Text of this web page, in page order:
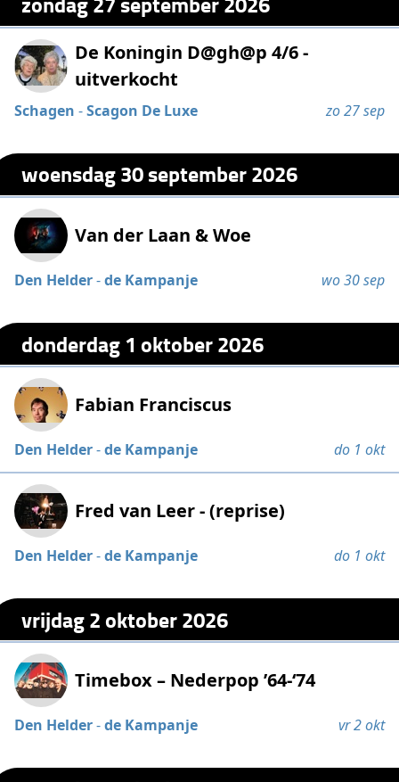
De Koningin D@gh@p 4/6 -
uitverkocht
Schagen -Scagon De Luxe zo 27 sep
woensdag 30 september 2026
Van der Laan & Woe
Den Helder-de Kampanje wo 30 sep
donderdag 1 oktober 2026
Fabian Franciscus
Den Helder-de Kampanje do 1 okt
Fred van Leer - (reprise)
Den Helder-de Kampanje do 1 okt
vrijdag 2 oktober 2026
Timebox – Nederpop ’64-‘74
Den Helder-de Kampanje vr 2 okt